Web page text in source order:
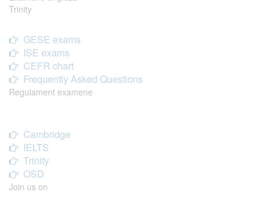
Trinity
GESE exams
ISE exams
CEFR chart
Frequently Asked Questions
Regulament examene
Cambridge
IELTS
Trinity
OSD
Join us on